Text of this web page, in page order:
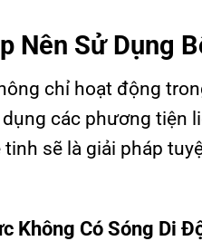
Nên Sử Dụng
chỉ hoạt động
dụng các phương
sẽ là giải pháp
Không Có Sóng Di